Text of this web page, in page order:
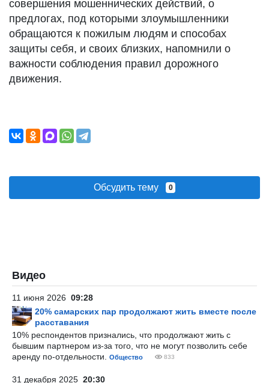
совершения мошеннических действий, о
предлогах, под которыми злоумышленники
обращаются к пожилым людям и способах
защиты себя, и своих близких, напомнили о
важности соблюдения правил дорожного
движения.
Обсудить тему 0
Видео
11 июня 2026 09:28
20% самарских пар продолжают жить вместе после
расставания
10% респондентов признались, что продолжают жить с
бывшим партнером из-за того, что не могут позволить себе
аренду по-отдельности.
Общество 833
31 декабря 2025 20:30